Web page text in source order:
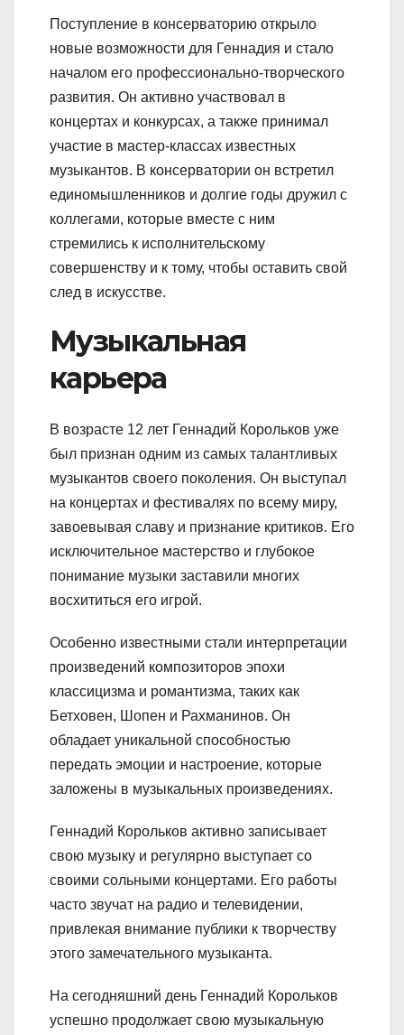
Поступление в консерваторию открыло
новые возможности для Геннадия и стало
началом его профессионально-творческого
развития. Он активно участвовал в
концертах и конкурсах, а также принимал
участие в мастер-классах известных
музыкантов. В консерватории он встретил
единомышленников и долгие годы дружил с
коллегами, которые вместе с ним
стремились к исполнительскому
совершенству и к тому, чтобы оставить свой
след в искусстве.
Музыкальная
карьера
В возрасте 12 лет Геннадий Корольков уже
был признан одним из самых талантливых
музыкантов своего поколения. Он выступал
на концертах и фестивалях по всему миру,
завоевывая славу и признание критиков. Его
исключительное мастерство и глубокое
понимание музыки заставили многих
восхититься его игрой.
Особенно известными стали интерпретации
произведений композиторов эпохи
классицизма и романтизма, таких как
Бетховен, Шопен и Рахманинов. Он
обладает уникальной способностью
передать эмоции и настроение, которые
заложены в музыкальных произведениях.
Геннадий Корольков активно записывает
свою музыку и регулярно выступает со
своими сольными концертами. Его работы
часто звучат на радио и телевидении,
привлекая внимание публики к творчеству
этого замечательного музыканта.
На сегодняшний день Геннадий Корольков
успешно продолжает свою музыкальную